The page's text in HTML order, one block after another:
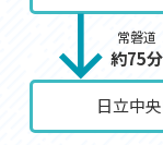
常磐道
約75分
日立中